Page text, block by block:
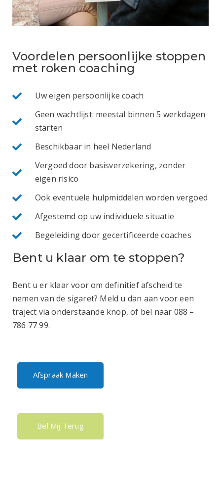
Voordelen persoonlijke stoppen
met roken coaching
Uw eigen persoonlijke coach
Geen wachtlijst: meestal binnen 5 werkdagen
starten
Beschikbaar in heel Nederland
Vergoed door basisverzekering, zonder
eigen risico
Ook eventuele hulpmiddelen worden vergoed
Afgestemd op uw individuele situatie
Begeleiding door gecertificeerde coaches
Bent u klaar om te stoppen?
Bent u er klaar voor om definitief afscheid te
nemen van de sigaret? Meld u dan aan voor een
traject via onderstaande knop, of bel naar 088 –
786 77 99.
Afspraak Maken
Bel Mij Terug